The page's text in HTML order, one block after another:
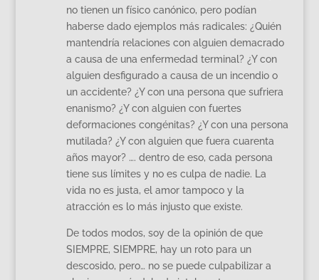
no tienen un físico canónico, pero podían
haberse dado ejemplos más radicales: ¿Quién
mantendría relaciones con alguien demacrado
a causa de una enfermedad terminal? ¿Y con
alguien desfigurado a causa de un incendio o
un accidente? ¿Y con una persona que sufriera
enanismo? ¿Y con alguien con fuertes
deformaciones congénitas? ¿Y con una persona
mutilada? ¿Y con alguien que fuera cuarenta
años mayor? …. dentro de eso, cada persona
tiene sus límites y no es culpa de nadie. La
vida no es justa, el amor tampoco y la
atracción es lo más injusto que existe.
De todos modos, soy de la opinión de que
SIEMPRE, SIEMPRE, hay un roto para un
descosido, pero… no se puede culpabilizar a